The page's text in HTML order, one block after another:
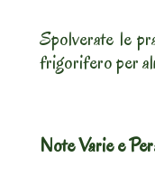
Spolverate le
frigorifero per
Note Varie e